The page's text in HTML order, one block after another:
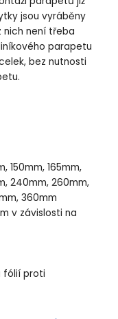
jsou vyráběny
nich není třeba
parapetu
bez nutnosti
150mm, 165mm,
240mm, 260mm,
360mm
v závislosti na
fólií proti